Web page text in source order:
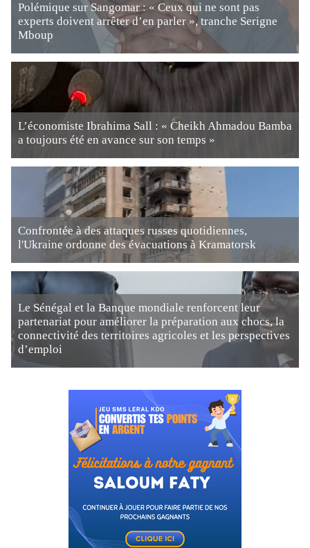
Polémique sur Sangomar : « Ceux qui ne sont pas
experts doivent arrêter d’en parler », tranche Serigne
Mboup
L’économiste Ibrahima Sall : « Cheikh Ahmadou Bamba
a toujours été en avance sur son temps »
Confrontée à des attaques russes quotidiennes,
l'Ukraine ordonne des évacuations à Kramatorsk
Le Sénégal et la Banque mondiale renforcent leur
partenariat pour améliorer la préparation aux chocs, la
connectivité des territoires agricoles et les perspectives
d’emploi